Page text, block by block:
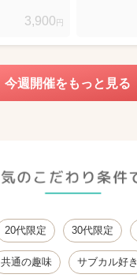
3,900 円
今週開催をもっと見る
20代限定 30代限定
共通の趣味 サブカル好き